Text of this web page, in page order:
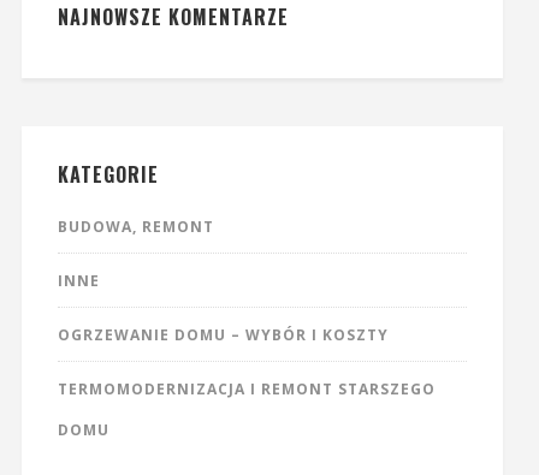
NAJNOWSZE KOMENTARZE
KATEGORIE
BUDOWA, REMONT
INNE
OGRZEWANIE DOMU – WYBÓR I KOSZTY
TERMOMODERNIZACJA I REMONT STARSZEGO
DOMU